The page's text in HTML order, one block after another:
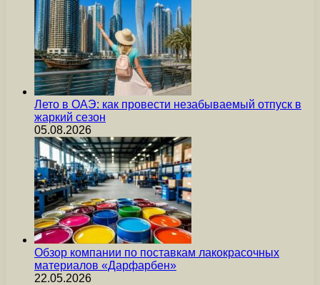
Лето в ОАЭ: как провести незабываемый отпуск в
жаркий сезон
05.08.2026
Обзор компании по поставкам лакокрасочных
материалов «Дарфарбен»
22.05.2026